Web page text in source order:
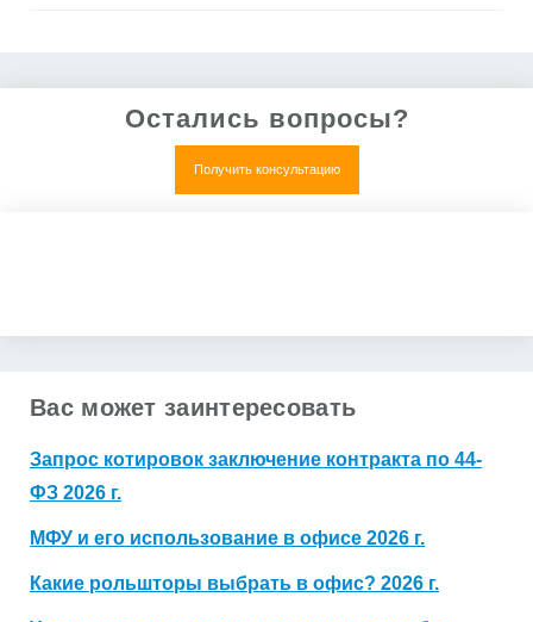
Остались вопросы?
Получить консультацию
Вас может заинтересовать
Запрос котировок заключение контракта по 44-
ФЗ 2026 г.
МФУ и его использование в офисе 2026 г.
Какие рольшторы выбрать в офис? 2026 г.